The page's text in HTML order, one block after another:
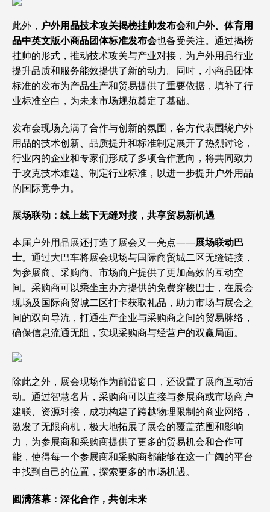
此外， 户外用品技术攻关揭榜挂帅发布会和户外、体育用
品中英文版小商品团体标准发布会也备受关注。通过揭榜
挂帅的形式，推动技术攻关与产业对接，为户外用品行业
提升品质和服务能效提供了新的动力。同时，小商品团体
标准的发布为产品生产和贸易提供了重要依据，填补了行
业标准空白，为未来市场规范奠定了基础。
发布会现场充满了合作与创新的氛围，各方代表围绕户外
用品的技术创新、品质提升和标准制定展开了热烈讨论，
行业内的企业和专家们形成了多项合作意向，将共同致力
于攻克技术难题、制定行业标准，以进一步提升户外用品
的国际竞争力。
展场联动：线上线下无缝对接，共享贸易新机遇
本届户外用品展还打造了展会又一亮点——展场联动巴
士。通过大巴车将展会现场与国际商贸城二区无缝链接，
为参展商、采购商、市场商户提供了更加高效的互动空
间。采购商可以乘坐主办方提供的免费穿梭巴士，在展会
现场及国际商贸城二区打卡获取礼品，助力市场与展会之
间的双向导流，打通生产企业与采购商之间的贸易脉络，
确保信息流通无阻，实现采购商与经营户的双赢局面。
除此之外，展会现场作为前沿窗口，还设置了展商互动活
动。通过智慧名片，采购商可以直接与参展商或市场商户
建联、资源对接，成功构建了跨越物理限制的商业网络，
激发了无限商机，极大地拓展了展会的覆盖范围和影响
力，为参展商和采购商提供了更多的贸易机会和合作可
能，使得每一个参展商和采购商都能够在这一广阔的平台
中找到自己的位置，探索更多的市场机遇。
圆满落幕：深化合作，共创未来